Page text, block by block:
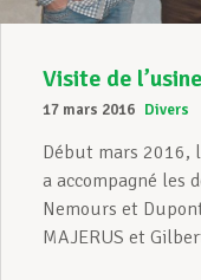
Visite de
17 mars 2016 Divers
Début mars 2016,
a accompagné les
Nemours et
MAJERUS et